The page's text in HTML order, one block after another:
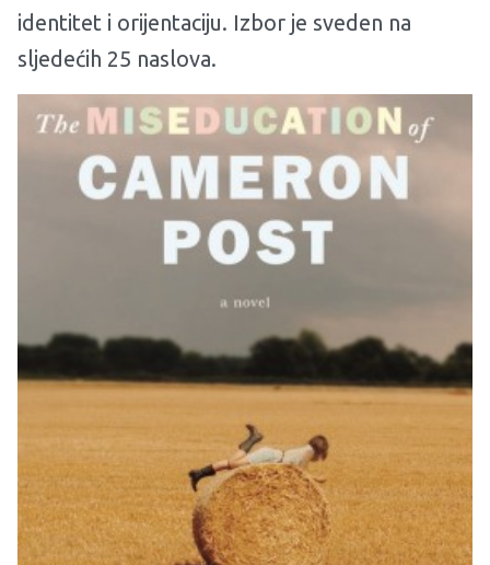
identitet i orijentaciju. Izbor je sveden na
sljedećih 25 naslova.